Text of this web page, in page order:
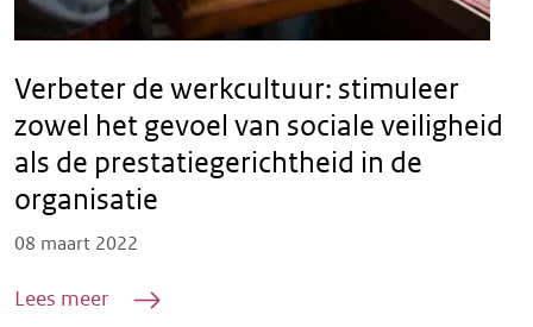
Verbeter de werkcultuur: stimuleer
zowel het gevoel van sociale veiligheid
als de prestatiegerichtheid in de
organisatie
Posted on
08 maart 2022
Lees meer